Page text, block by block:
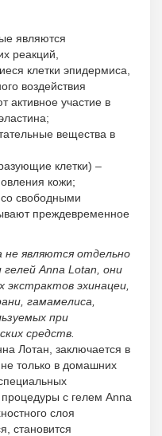
являются
реакций,
клетки эпидермиса,
воздействия
активное участие в
вещества в
клетки) –
кожи;
свободными
преждевременное
не являются отдельно
Anna Lotan, они
эхинацеи,
гамамелиса,
при
средств.
Лотан, заключается в
только в домашних
с гелем Anna
слоя
становится